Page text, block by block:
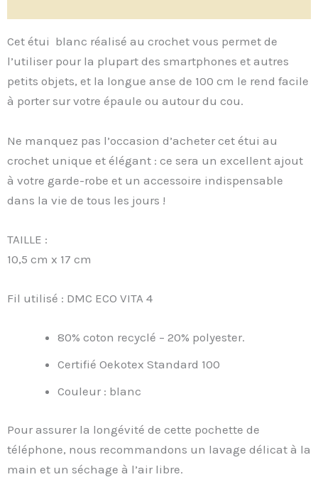
Cet étui blanc réalisé au crochet vous permet de
l’utiliser pour la plupart des smartphones et autres
petits objets, et la longue anse de 100 cm le rend facile
à porter sur votre épaule ou autour du cou.
Ne manquez pas l’occasion d’acheter cet étui au
crochet unique et élégant : ce sera un excellent ajout
à votre garde-robe et un accessoire indispensable
dans la vie de tous les jours !
TAILLE :
10,5 cm x 17 cm
Fil utilisé : DMC ECO VITA 4
80% coton recyclé – 20% polyester.
Certifié Oekotex Standard 100
Couleur : blanc
Pour assurer la longévité de cette pochette de
téléphone, nous recommandons un lavage délicat à la
main et un séchage à l’air libre.